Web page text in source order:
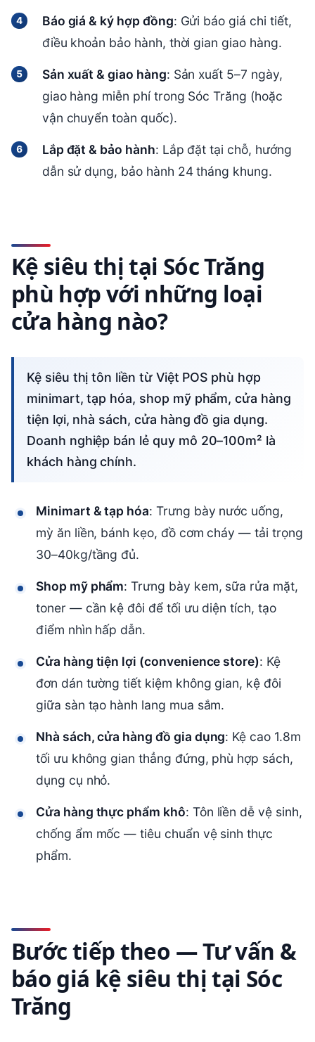
Báo giá & ký hợp đồng: Gửi báo giá chi tiết,
điều khoản bảo hành, thời gian giao hàng.
Sản xuất & giao hàng: Sản xuất 5–7 ngày,
giao hàng miễn phí trong Sóc Trăng (hoặc
vận chuyển toàn quốc).
Lắp đặt & bảo hành: Lắp đặt tại chỗ, hướng
dẫn sử dụng, bảo hành 24 tháng khung.
Kệ siêu thị tại Sóc Trăng
phù hợp với những loại
cửa hàng nào?
Kệ siêu thị tôn liền từ Việt POS phù hợp
minimart, tạp hóa, shop mỹ phẩm, cửa hàng
tiện lợi, nhà sách, cửa hàng đồ gia dụng.
Doanh nghiệp bán lẻ quy mô 20–100m² là
khách hàng chính.
Minimart & tạp hóa: Trưng bày nước uống,
mỳ ăn liền, bánh kẹo, đồ cơm cháy — tải trọng
30–40kg/tầng đủ.
Shop mỹ phẩm: Trưng bày kem, sữa rửa mặt,
toner — cần kệ đôi để tối ưu diện tích, tạo
điểm nhìn hấp dẫn.
Cửa hàng tiện lợi (convenience store): Kệ
đơn dán tường tiết kiệm không gian, kệ đôi
giữa sàn tạo hành lang mua sắm.
Nhà sách, cửa hàng đồ gia dụng: Kệ cao 1.8m
tối ưu không gian thẳng đứng, phù hợp sách,
dụng cụ nhỏ.
Cửa hàng thực phẩm khô: Tôn liền dễ vệ sinh,
chống ẩm mốc — tiêu chuẩn vệ sinh thực
phẩm.
Bước tiếp theo — Tư vấn &
báo giá kệ siêu thị tại Sóc
Trăng